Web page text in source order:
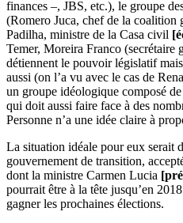
finances –, JBS, etc.), le groupe
(Romero Juca, chef de la coalition
Padilha, ministre de la Casa civil [
Temer, Moreira Franco (secrétaire
détiennent le pouvoir législatif
aussi (on l’a vu avec le cas de
un groupe idéologique composé de
qui doit aussi faire face à des
Personne n’a une idée claire à
La situation idéale pour eux serait
gouvernement de transition,
dont la ministre Carmen Lucia [
pourrait être à la tête jusqu’en
gagner les prochaines élections.